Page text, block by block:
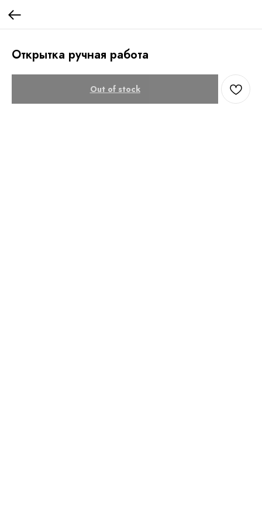
Открытка ручная работа
Out of stock